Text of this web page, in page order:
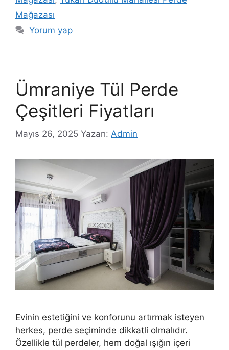
Mağazası
Yorum yap
Ümraniye Tül Perde
Çeşitleri Fiyatları
Mayıs 26, 2025 Yazarı: Admin
Evinin estetiğini ve konforunu artırmak isteyen
herkes, perde seçiminde dikkatli olmalıdır.
Özellikle tül perdeler, hem doğal ışığın içeri